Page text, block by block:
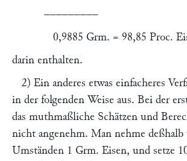
–––––––––
0,9885 Grm. = 98,85 Proc.
darin enthalten.
2) Ein anderes etwas einfacheres
in der folgenden Weise aus. Bei der
das muthmaßliche Schätzen und
nicht angenehm. Man nehme deßhalb
Umständen 1 Grm. Eisen, und setze